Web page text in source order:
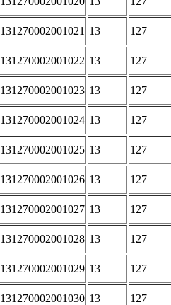
131270002001021 13 127
131270002001022 13 127
131270002001023 13 127
131270002001024 13 127
131270002001025 13 127
131270002001026 13 127
131270002001027 13 127
131270002001028 13 127
131270002001029 13 127
131270002001030 13 127